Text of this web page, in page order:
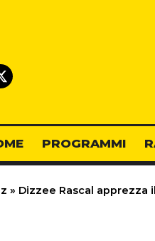
PROGRAMMI
» Dizzee Rascal apprezza